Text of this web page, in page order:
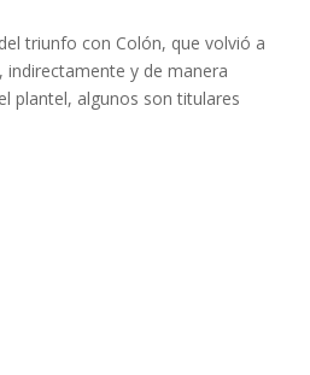
triunfo con Colón, que volvió a
y de manera
plantel, algunos son titulares